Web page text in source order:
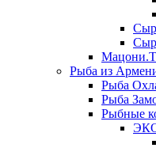
Рыба из
Рыба
Рыба
Рыбные